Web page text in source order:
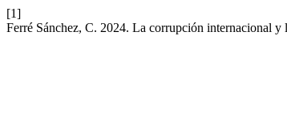
[1]
Ferré Sánchez, C. 2024. La corrupción internacional